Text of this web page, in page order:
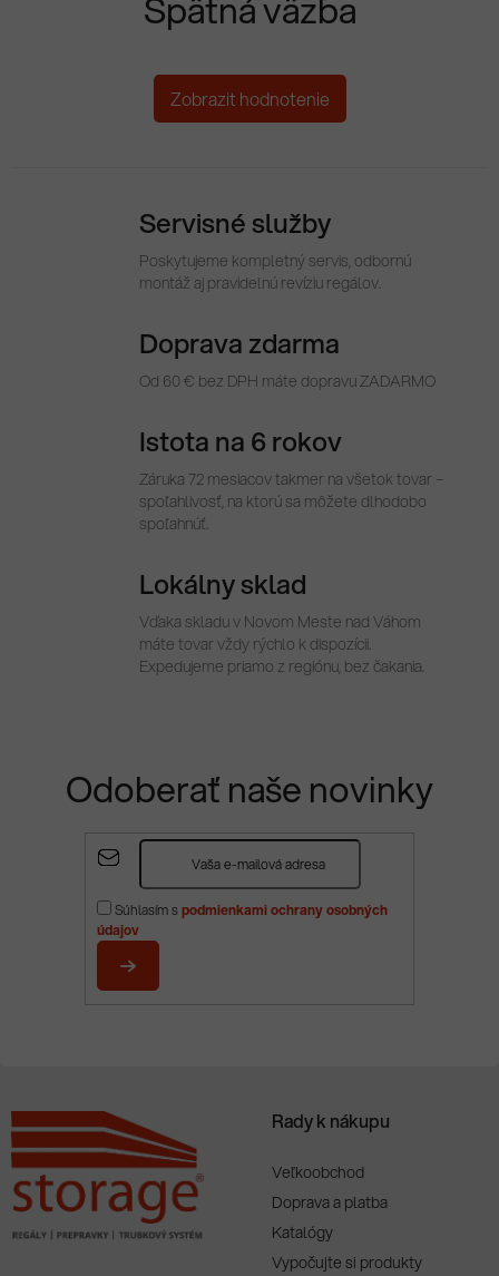
Spätná väzba
Zobrazit hodnotenie
Servisné služby
Poskytujeme kompletný servis, odbornú
montáž aj pravidelnú revíziu regálov.
Doprava zdarma
Od 60 € bez DPH máte dopravu ZADARMO
Istota na 6 rokov
Záruka 72 mesiacov takmer na všetok tovar –
spoľahlivosť, na ktorú sa môžete dlhodobo
spoľahnúť.
Lokálny sklad
Vďaka skladu v Novom Meste nad Váhom
máte tovar vždy rýchlo k dispozícii.
Expedujeme priamo z regiónu, bez čakania.
Odoberať naše novinky
Súhlasím spodmienkami ochrany osobných
údajov
PRIHLÁSIŤ
Rady k nákupu
Veľkoobchod
Doprava a platba
Katalógy
Vypočujte si produkty